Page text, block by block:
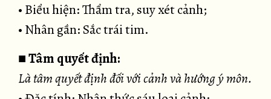
• Biểu hiện: Thẩm tra, suy xét cảnh;
• Nhân gần: Sắc trái tim.
■Tâm quyết định:
Là tâm quyết định đối với cảnh và hướng ý môn.